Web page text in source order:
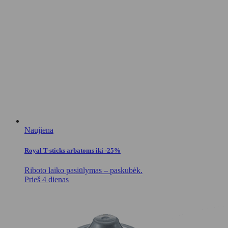
Naujiena
Royal T-sticks arbatoms iki -25%
Riboto laiko pasiūlymas – paskubėk.
Prieš 4 dienas